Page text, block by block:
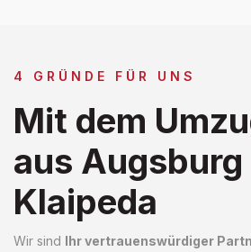
4 GRÜNDE FÜR UNS
Mit dem
aus Augsburg
Klaipeda
Wir sind Ihr vertrauenswürdiger